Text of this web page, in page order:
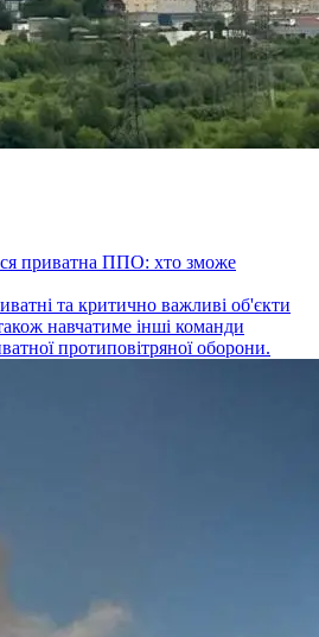
приватна ППО: хто зможе
та критично важливі об'єкти
навчатиме інші команди
протиповітряної оборони.